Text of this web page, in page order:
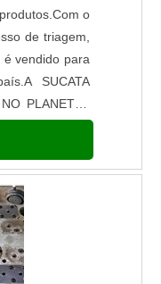
o
de triagem,
vendido para
SUCATA
PLANETAA